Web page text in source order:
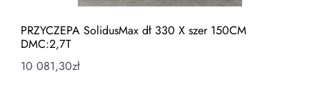
PRZYCZEPA SolidusMax dł 330 X szer 150CM
DMC:2,7T
10 081,30zł